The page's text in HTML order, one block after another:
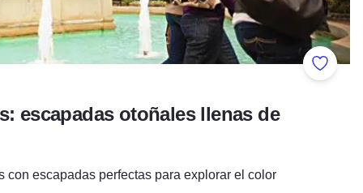
Añadir
escapadas otoñales llenas de
con escapadas perfectas para explorar el color